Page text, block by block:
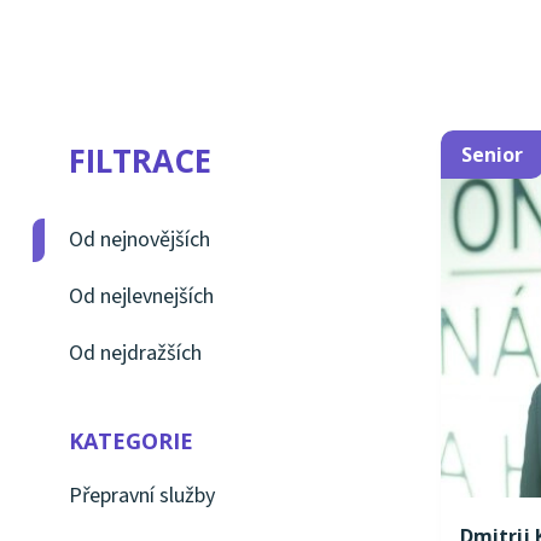
FILTRACE
Od nejnovějších
Od nejlevnejších
Od nejdražších
KATEGORIE
Přepravní služby
Senior